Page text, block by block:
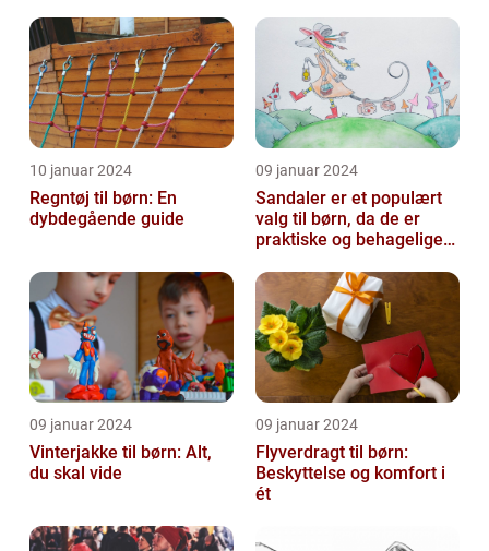
kommer igennem kolde
vi...
10 januar 2024
Regntøj til børn: En
dybdegående guide
09 januar 2024
Sandaler er et populært
valg til børn, da de er
praktiske og behagelige
09 januar 2024
Vinterjakke til børn: Alt,
du skal vide
09 januar 2024
Flyverdragt til børn:
Beskyttelse og komfort i
ét